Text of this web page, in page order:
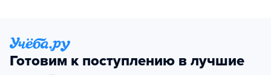
Готовим к поступлению в лучшие